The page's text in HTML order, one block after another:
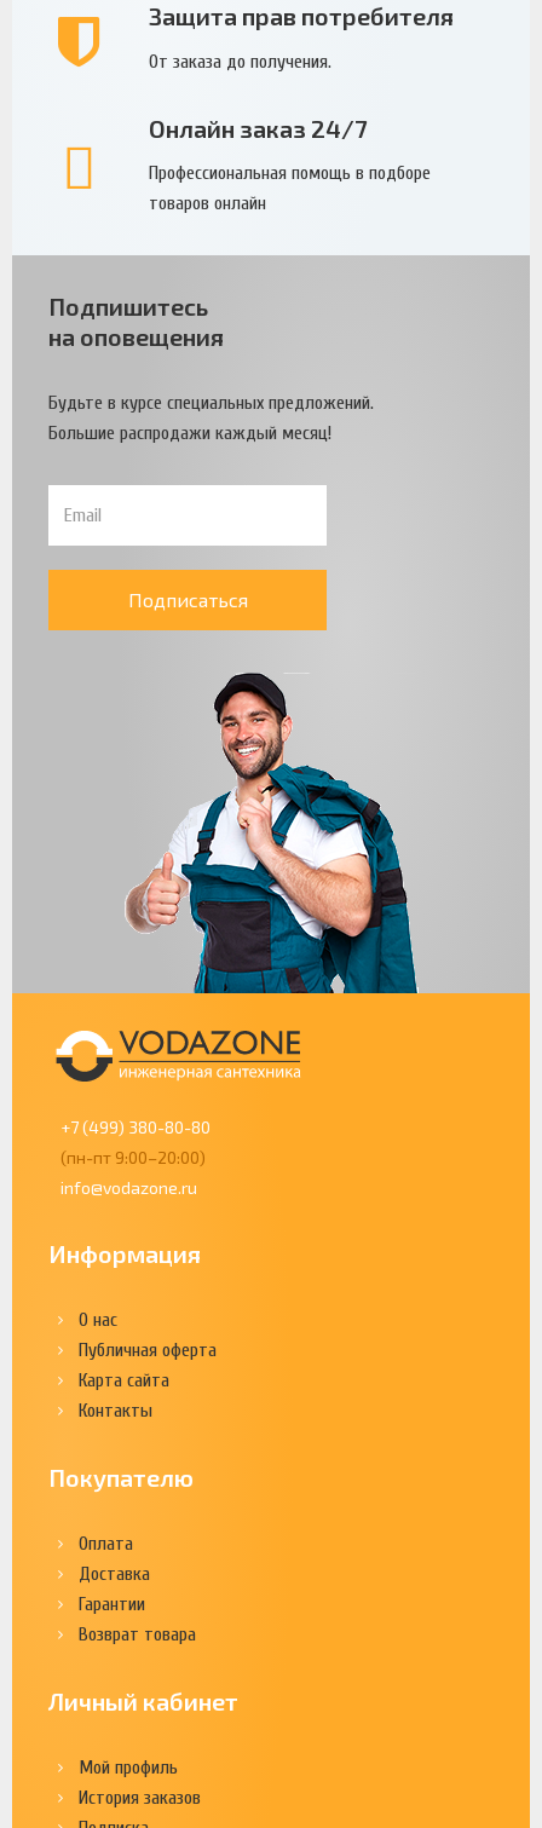
Защита прав потребителя
От заказа до получения.
Онлайн заказ 24/7
Профессиональная помощь в подборе
товаров онлайн
Подпишитесь
на оповещения
Будьте в курсе специальных предложений.
Большие распродажи каждый месяц!
Подписаться
+7 (499) 380-80-80
(пн-пт 9:00–20:00)
info@vodazone.ru
Информация
О нас
Публичная оферта
Карта сайта
Контакты
Покупателю
Оплата
Доставка
Гарантии
Возврат товара
Личный кабинет
Мой профиль
История заказов